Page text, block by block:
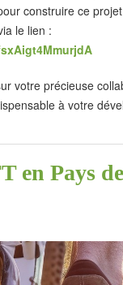
construire ce
le lien :
votre précieuse
à votre
en Pays